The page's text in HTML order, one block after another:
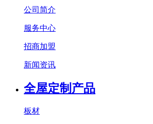
公司简介
服务中心
招商加盟
新闻资讯
全屋定制产品
板材